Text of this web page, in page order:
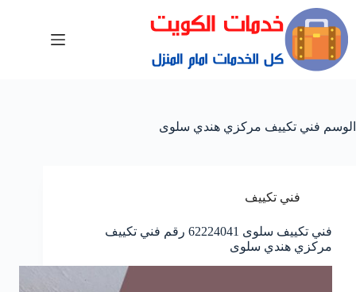
الوسم فني تكييف مركزي هندي سلوى
فني تكييف
فني تكييف سلوى 62224041 رقم فني تكييف
مركزي هندي سلوى